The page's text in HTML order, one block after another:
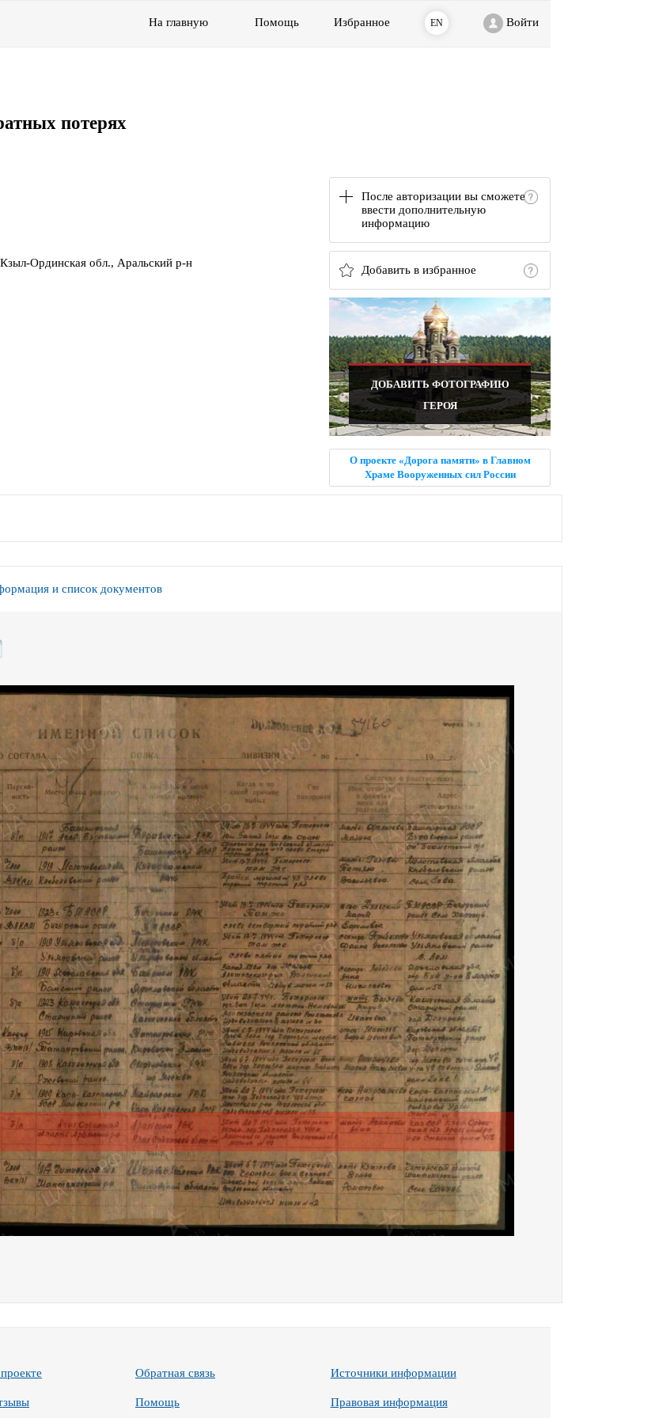
На главную Помощь Избранное EN Войти
потерях
После авторизации вы сможете
ввести дополнительную
информацию
Добавить в избранное
ДОБАВИТЬ ФОТОГРАФИЮ
ГЕРОЯ
О проекте «Дорога памяти» в Главном
Храме Вооруженных сил России
Ординская обл., Аральский р-н
и список документов
Обратная связь
Помощь
Источники информации
Правовая информация